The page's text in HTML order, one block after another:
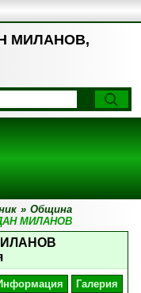
МИЛАНОВ,
» Община
МИЛАНОВ
Галерия